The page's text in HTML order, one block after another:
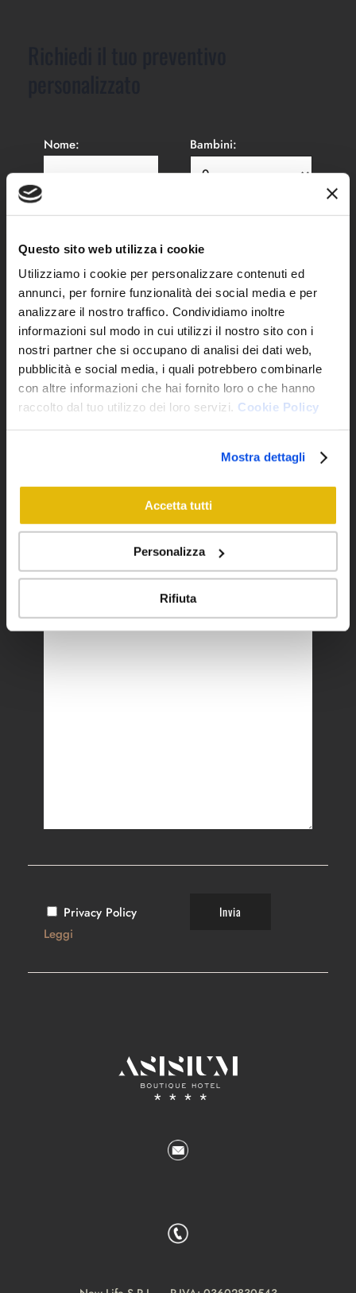
Questo sito web utilizza i cookie
Utilizziamo i cookie per personalizzare contenuti ed
annunci, per fornire funzionalità dei social media e per
analizzare il nostro traffico. Condividiamo inoltre
informazioni sul modo in cui utilizzi il nostro sito con i
nostri partner che si occupano di analisi dei dati web,
pubblicità e social media, i quali potrebbero combinarle
con altre informazioni che hai fornito loro o che hanno
raccolto dal tuo utilizzo dei loro servizi. Cookie Policy
Mostra dettagli
Accetta tutti
Personalizza
Rifiuta
Nome: Bambini:
Email: Neonati:
Telefono: Arrivo:
Adulti: Partenza:
Privacy Policy
Leggi